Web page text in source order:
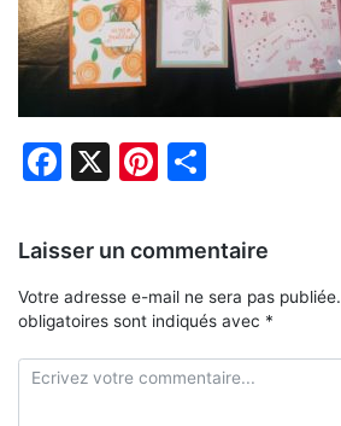
Facebook
X Pinterest
Laisser un commentaire
Votre adresse e-mail ne sera pas publiée.
obligatoires sont indiqués avec *